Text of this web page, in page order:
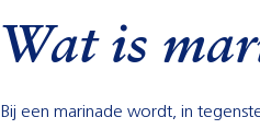
Wat is
Bij een marinade wordt, in